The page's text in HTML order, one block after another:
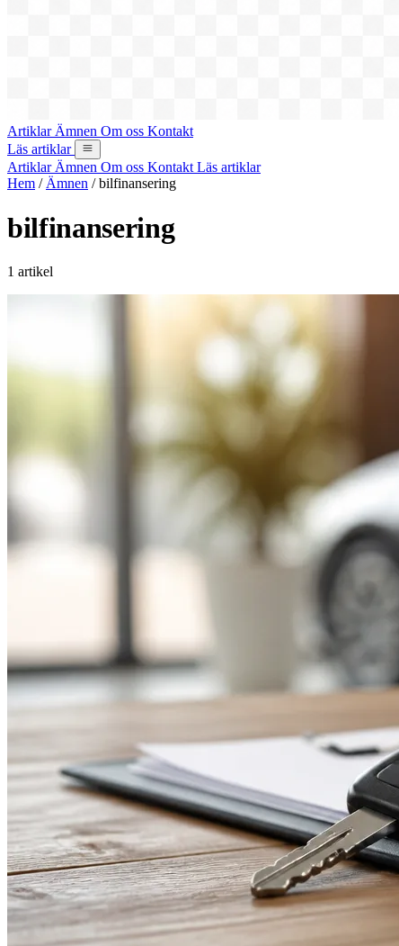
Artiklar Ämnen Om oss Kontakt
Läs artiklar
Artiklar Ämnen Om oss Kontakt Läs artiklar
Hem / Ämnen / bilfinansering
bilfinansering
1 artikel